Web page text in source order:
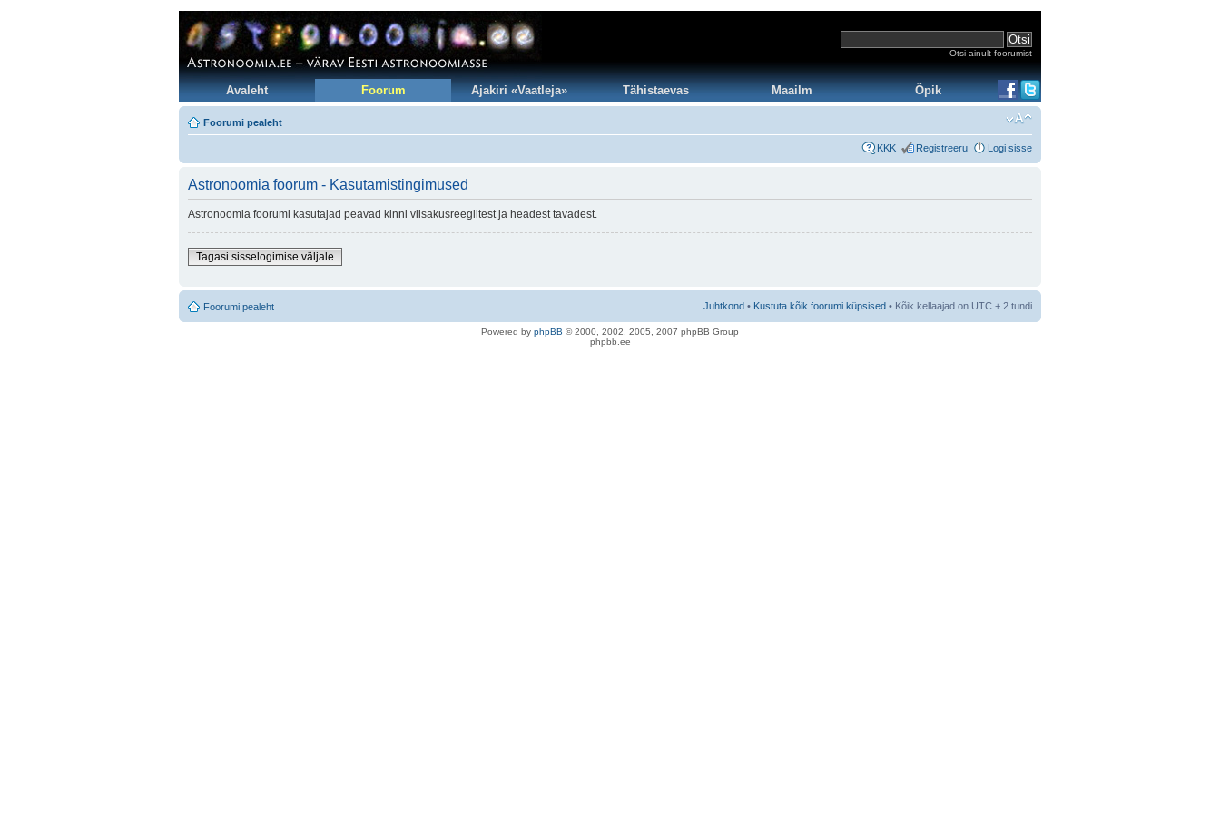
Otsi ainult foorumist
Avaleht Foorum Ajakiri «Vaatleja» Tähistaevas Maailm Õpik
Foorumi pealeht
KKK Registreeru Logi sisse
Astronoomia foorum - Kasutamistingimused
Astronoomia foorumi kasutajad peavad kinni viisakusreeglitest ja headest tavadest.
Tagasi sisselogimise väljale
Foorumi pealeht Juhtkond • Kustuta kõik foorumi küpsised • Kõik kellaajad on UTC + 2 tundi
Powered by phpBB © 2000, 2002, 2005, 2007 phpBB Group
phpbb.ee